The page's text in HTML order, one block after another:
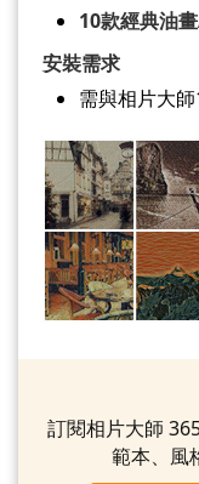
10款經典油
安裝需求
需與相片大
訂閱相片大師
範本、風